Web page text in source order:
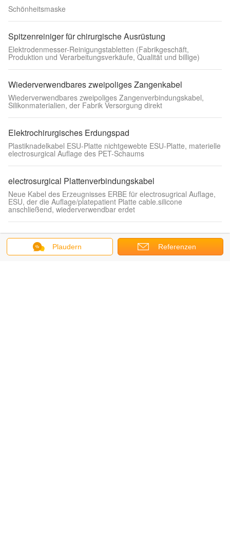
Schönheitsmaske
Spitzenreiniger für chirurgische Ausrüstung
Elektrodenmesser-Reinigungstabletten (Fabrikgeschäft,
Produktion und Verarbeitungsverkäufe, Qualität und billige)
Wiederverwendbares zweipoliges Zangenkabel
Wiederverwendbares zweipoliges Zangenverbindungskabel,
Silikonmaterialien, der Fabrik Versorgung direkt
Elektrochirurgisches Erdungspad
Plastiknadelkabel ESU-Platte nichtgewebte ESU-Platte, materielle
electrosurgical Auflage des PET-Schaums
electrosurgical Plattenverbindungskabel
Neue Kabel des Erzeugnisses ERBE für electrosugrical Auflage,
ESU, der die Auflage/platepatient Platte cable.silicone
anschließend, wiederverwendbar erdet
Ag-/AgCloberflächenelektroden
Abfragung von elelctrode, medizinische
Oberflächenelektrodenelektroden SS04, Φ20mm mit 1.5pin
Plaudern Referenzen